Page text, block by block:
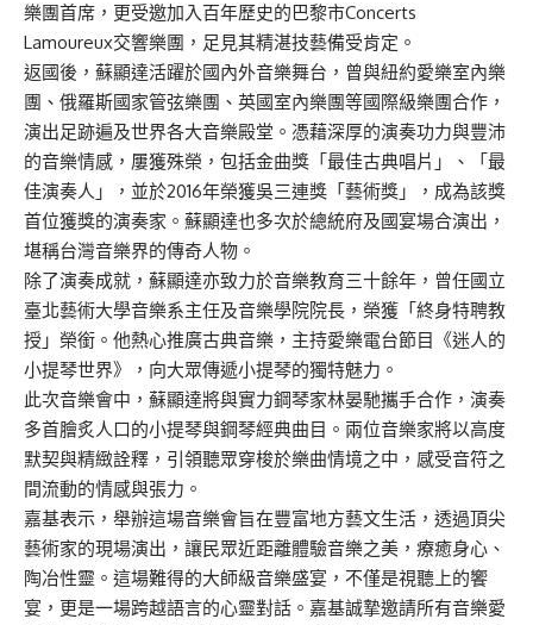
樂團首席，更受邀加入百年歷史的巴黎市Concerts
Lamoureux交響樂團，足見其精湛技藝備受肯定。
返國後，蘇顯達活躍於國內外音樂舞台，曾與紐約愛樂室內樂
團、俄羅斯國家管弦樂團、英國室內樂團等國際級樂團合作，
演出足跡遍及世界各大音樂殿堂。憑藉深厚的演奏功力與豐沛
的音樂情感，屢獲殊榮，包括金曲獎「最佳古典唱片」、「最
佳演奏人」，並於2016年榮獲吳三連獎「藝術獎」，成為該獎
首位獲獎的演奏家。蘇顯達也多次於總統府及國宴場合演出，
堪稱台灣音樂界的傳奇人物。
除了演奏成就，蘇顯達亦致力於音樂教育三十餘年，曾任國立
臺北藝術大學音樂系主任及音樂學院院長，榮獲「終身特聘教
授」榮銜。他熱心推廣古典音樂，主持愛樂電台節目《迷人的
小提琴世界》，向大眾傳遞小提琴的獨特魅力。
此次音樂會中，蘇顯達將與實力鋼琴家林晏馳攜手合作，演奏
多首膾炙人口的小提琴與鋼琴經典曲目。兩位音樂家將以高度
默契與精緻詮釋，引領聽眾穿梭於樂曲情境之中，感受音符之
間流動的情感與張力。
嘉基表示，舉辦這場音樂會旨在豐富地方藝文生活，透過頂尖
藝術家的現場演出，讓民眾近距離體驗音樂之美，療癒身心、
陶冶性靈。這場難得的大師級音樂盛宴，不僅是視聽上的饗
宴，更是一場跨越語言的心靈對話。嘉基誠摯邀請所有音樂愛